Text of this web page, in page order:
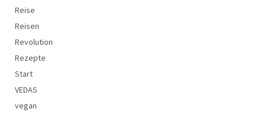
Reise
Reisen
Revolution
Rezepte
Start
VEDAS
vegan